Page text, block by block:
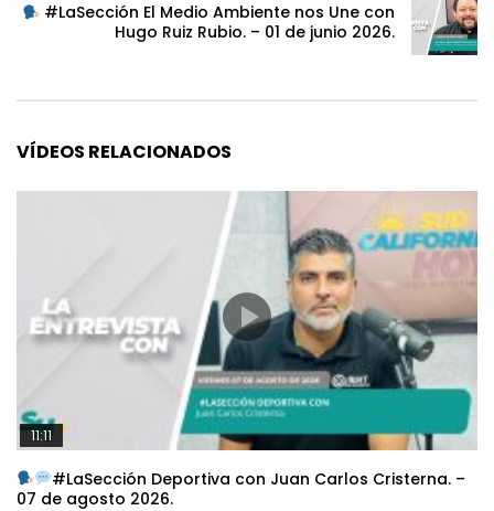
#LaSección El Medio Ambiente nos Une con
Hugo Ruiz Rubio. – 01 de junio 2026.
VÍDEOS RELACIONADOS
11:11
#LaSección Deportiva con Juan Carlos Cristerna. –
07 de agosto 2026.